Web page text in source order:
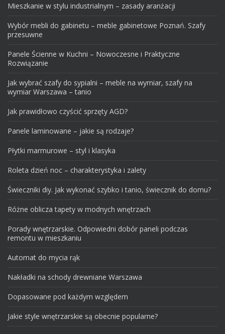
Mieszkanie w stylu industrialnym – zasady aranżacji
Wybór mebli do gabinetu – meble gabinetowe Poznań. Szafy
przesuwne
Panele Ścienne w Kuchni – Nowoczesne i Praktyczne
Rozwiązanie
Jak wybrać szafy do sypialni – meble na wymiar, szafy na
wymiar Warszawa – tanio
Jak prawidłowo czyścić sprzęty AGD?
Panele laminowane – jakie są rodzaje?
Płytki marmurowe – styl i klasyka
Roleta dzień noc – charakterystyka i zalety
Świeczniki diy. Jak wykonać szybko i tanio, świecznik do domu?
Różne oblicza tapety w modnych wnętrzach
Porady wnętrzarskie. Odpowiedni dobór paneli podczas
remontu w mieszkaniu
Automat do mycia rąk
Nakładki na schody drewniane Warszawa
Dopasowane pod każdym względem
Jakie style wnętrzarskie są obecnie popularne?